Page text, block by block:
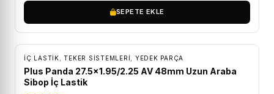
SEPETE EKLE
İÇ LASTIK ,TEKER SISTEMLERI YEDEK PARÇA
Plus Panda 27.5×1.95/2.25 AV 48mm Uzun Araba
Sibop İç Lastik